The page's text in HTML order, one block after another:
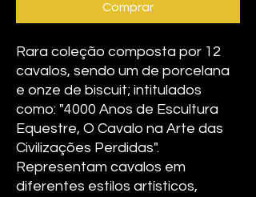
Comprar
Rara coleção composta por 12
cavalos, sendo um de porcelana
e onze de biscuit; intitulados
como: "4000 Anos de Escultura
Equestre, O Cavalo na Arte das
Civilizações Perdidas".
Representam cavalos em
diferentes estilos artísticos,